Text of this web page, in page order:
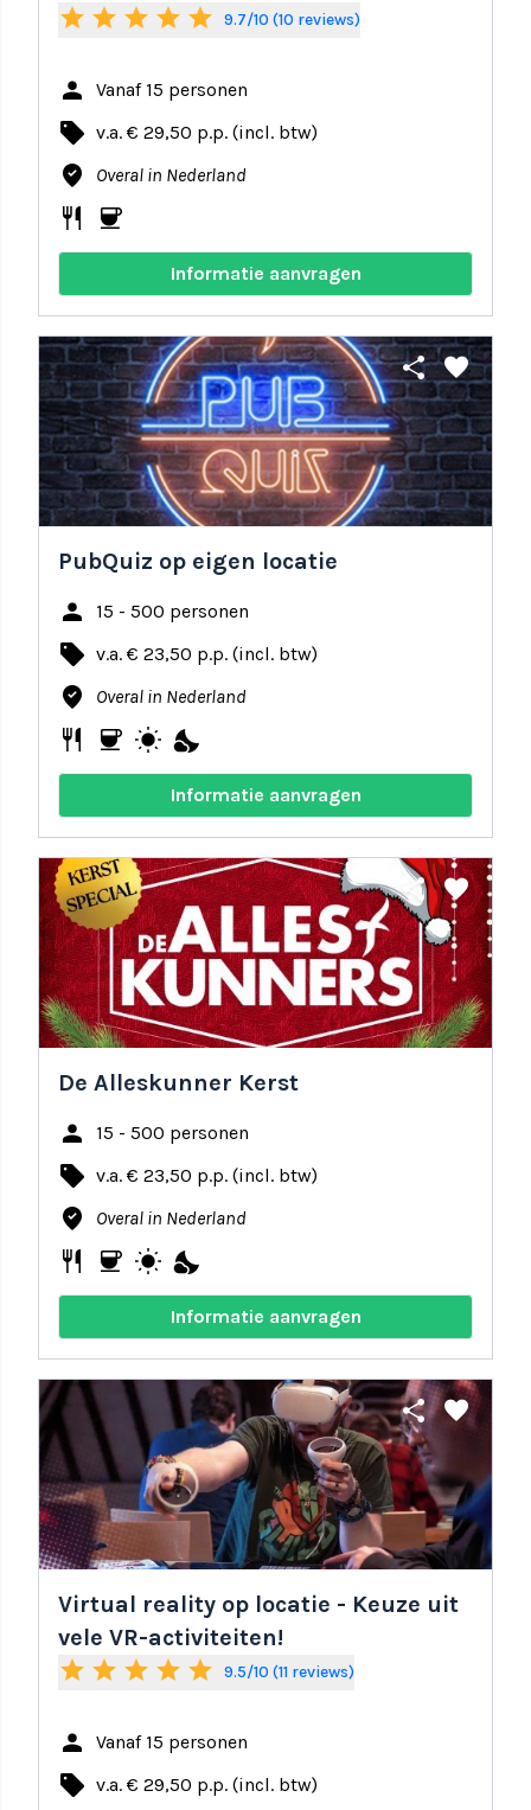
star star star star star 9.7/10 (10 reviews)
person Vanaf 15 personen
local_offer v.a. € 29,50 p.p. (incl. btw)
where_to_vote Overal in Nederland
restaurant coffee
Informatie aanvragen
share favorite
PubQuiz op eigen locatie
person 15 - 500 personen
local_offer v.a. € 23,50 p.p. (incl. btw)
where_to_vote Overal in Nederland
restaurant coffee wb_sunny nights_stay
Informatie aanvragen
share favorite
De Alleskunner Kerst
person 15 - 500 personen
local_offer v.a. € 23,50 p.p. (incl. btw)
where_to_vote Overal in Nederland
restaurant coffee wb_sunny nights_stay
Informatie aanvragen
share favorite
Virtual reality op locatie - Keuze uit
vele VR-activiteiten!
star star star star star 9.5/10 (11 reviews)
person Vanaf 15 personen
local_offer v.a. € 29,50 p.p. (incl. btw)